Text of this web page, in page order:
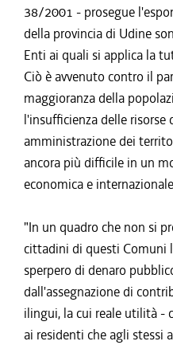
38/2001 - prosegue
della provincia di Udine
Enti ai quali si applica la
Ciò è avvenuto contro il
maggioranza della
l'insufficienza delle
amministrazione dei
ancora più difficile in un
economica e
"In un quadro che non si
cittadini di questi Comuni
sperpero di denaro
dall'assegnazione di
ilingui, la cui reale utilità -
ai residenti che agli stessi